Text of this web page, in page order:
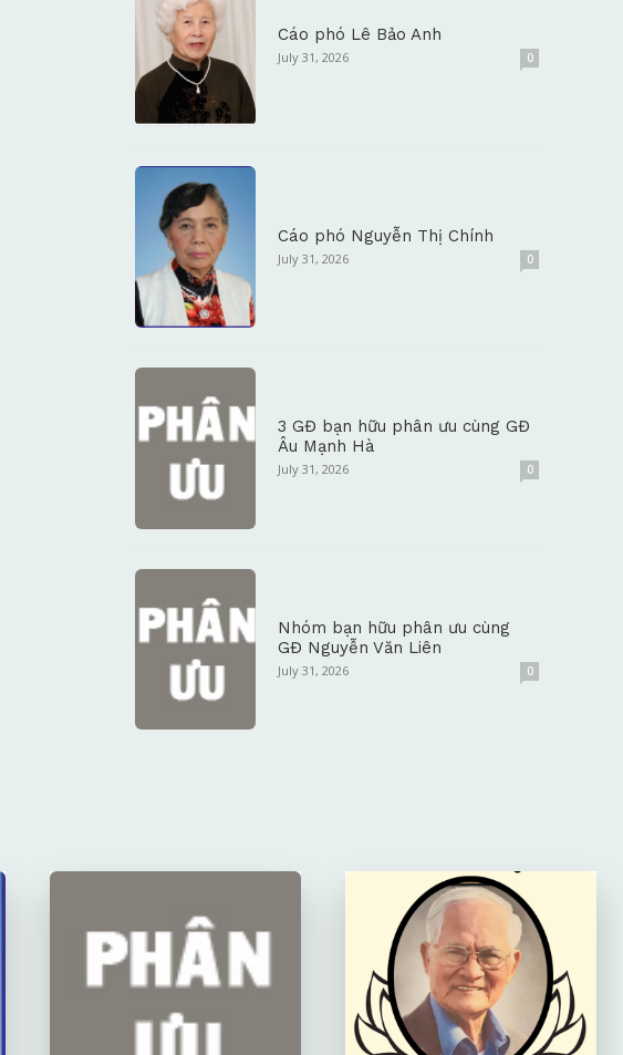
Cáo phó Lê Bảo Anh
July 31, 2026 0
Cáo phó Nguyễn Thị Chính
July 31, 2026 0
3 GĐ bạn hữu phân ưu cùng GĐ
Âu Mạnh Hà
July 31, 2026 0
Nhóm bạn hữu phân ưu cùng
GĐ Nguyễn Văn Liên
July 31, 2026 0